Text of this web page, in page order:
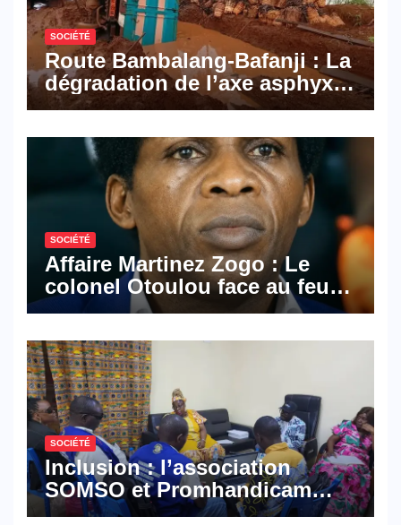
SOCIÉTÉ
Route Bambalang-Bafanji : La
dégradation de l’axe asphyxie
les activités économiques
SOCIÉTÉ
Affaire Martinez Zogo : Le
colonel Otoulou face au feu
croisé des avocats de la
SOCIÉTÉ
Inclusion : l’association
SOMSO et Promhandicam
militent en faveur d’une